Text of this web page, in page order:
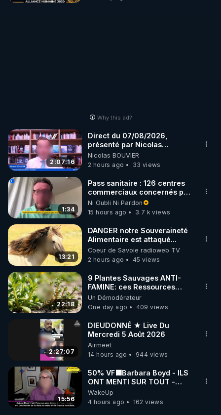
Why this ad?
2:07:16
Direct du 07/08/2026,
présenté par Nicolas
BOUVIER
Nicolas BOUVIER
2 hours ago
33 views
1:34
Pass sanitaire : 126 centres
commerciaux concernés par
l'obligation dans toute la
France
Ni Oubli Ni Pardon
15 hours ago
3.7 k views
13:21
DANGER notre Souveraineté
Alimentaire est attaqué...
Coeur de Savoie radioweb TV
2 hours ago
45 views
22:18
9 Plantes Sauvages ANTI-
FAMINE: ces Ressources
JARDIN&des Haies
Un Démodérateur
One day ago
409 views
2:27:07
DIEUDONNÉ ★ Live Du
Mercredi 5 Août 2026
Airmeet
14 hours ago
944 views
15:56
50% VF🟩Barbara Boyd - ILS
ONT MENTI SUR TOUT -
Jocelyne Traduction
WakeUp
4 hours ago
162 views